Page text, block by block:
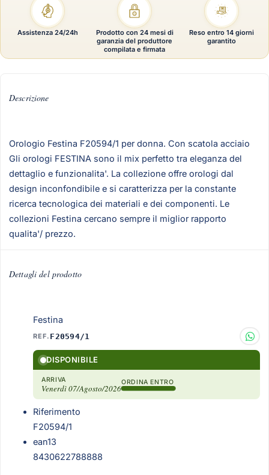
Descrizione
Orologio Festina F20594/1 per donna. Con scatola acciaio
Gli orologi FESTINA sono il mix perfetto tra eleganza del
dettaglio e funzionalita'. La collezione offre orologi dal
design inconfondibile e si caratterizza per la constante
ricerca tecnologica dei materiali e dei componenti. Le
collezioni Festina cercano sempre il miglior rapporto
qualita'/ prezzo.
Dettagli del prodotto
Festina
REF. F20594/1
DISPONIBILE
ARRIVA
Venerdì 07/Agosto/2026
ORDINA ENTRO
Riferimento
F20594/1
ean13
8430622788888
Assistenza 24/24h
Prodotto con 24 mesi di
garanzia del produttore
compilata e firmata
Reso entro 14 giorni
garantito